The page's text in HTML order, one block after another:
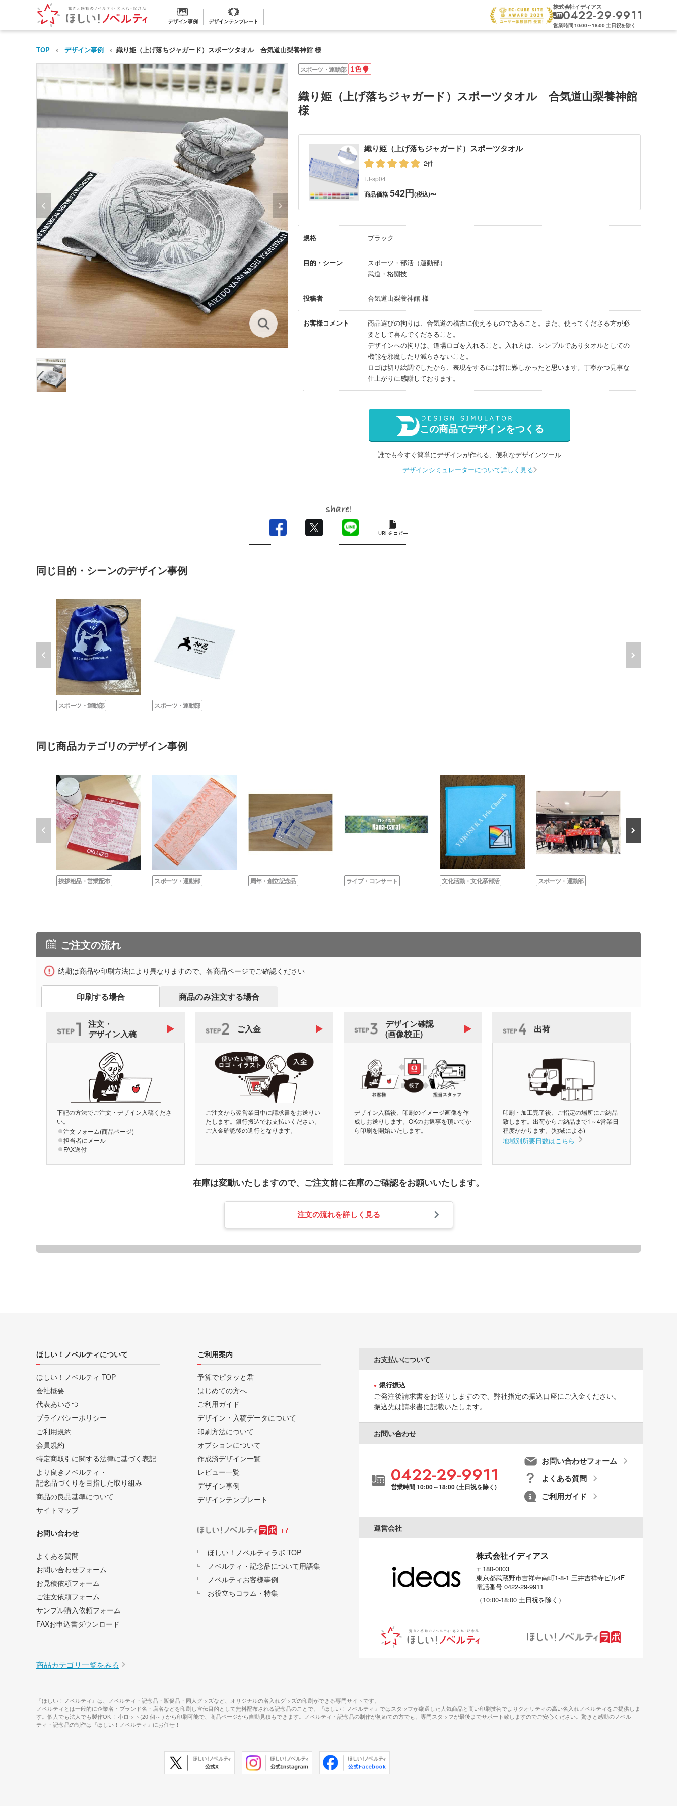
デザイン事例 デザインテンプレート
株式会社イディアス
0422-29-9911
営業時間10:00～18:00 土日祝を除く
TOP デザイン事例 織り姫（上げ落ちジャガード）スポーツタオル 合気道山梨養神館 様
織り姫（上げ落ちジャガード）スポーツタオル 合気道山梨養神館
様
スポーツ・運動部1
色
れ
織り姫（上げ落ちジャガード）スポーツタオル
2件
FJ-sp04
商品価格542円(税込)〜
規格 ブラック
目的・シーン
スポーツ・部活（運動部）
武道・格闘技
投稿者 合気道山梨養神館 様
お客様コメント
商品選びの拘りは、合気道の稽古に使えるものであること。また、使ってくださる方が必
要として喜んでくださること。
デザインへの拘りは、道場ロゴを入れること。入れ方は、シンプルでありタオルとしての
機能を邪魔したり減らさないこと。
ロゴは切り絵調でしたから、表現をするには特に難しかったと思います。丁寧かつ見事な
仕上がりに感謝しております。
この商品でデザインをつくる
誰でも今すぐ簡単にデザインが作れる、 便利なデザインツール
デザインシミュレーターについて詳しく見る
同じ目的・シーンのデザイン事例
スポーツ・運動部 スポーツ・運動部
同じ商品カテゴリのデザイン事例
挨拶粗品・営業配布 スポーツ・運動部 周年・創立記念品 ライブ・コンサート 文化活動・文化系部活 スポーツ・運動部
ご注文の流れ
納期は商品や印刷方法により異なりますので、各商品ページでご確認ください
印刷する場合 商品のみ注文する場合
注文・
デザイン入稿
下記の方法でご注文・デザイン入稿くださ
い。
注文フォーム(商品ページ)
担当者にメール
FAX送付
ご入金
ご注文から翌営業日中に請求書をお送りい
たします。銀行振込でお支払いください。
ご入金確認後の進行となります。
デザイン確認
(画像校正)
デザイン入稿後、印刷のイメージ画像を作
成しお送りします。OKのお返事を頂いてか
ら印刷を開始いたします。
出荷
地域別所要日数はこちら
印刷・加工完了後、ご指定の場所にご納品
致します。出荷からご納品まで1～4営業日
程度かかります。(地域による)
在庫は変動いたしますので、 ご注文前に在庫のご確認をお願いいたします。
注文の流れを詳しく見る
ほしい！ノベルティについて
ほしい！ノベルティ TOP
会社概要
代表あいさつ
プライバシーポリシー
ご利用規約
会員規約
特定商取引に関する法律に基づく表記
より良きノベルティ・
記念品づくりを目指した取り組み
商品の良品基準について
サイトマップ
ご利用案内
予算でピタッと君
はじめての方へ
ご利用ガイド
デザイン・入稿データについて
印刷方法について
オプションについて
作成済デザイン一覧
レビュー一覧
デザイン事例
デザインテンプレート
お問い合わせ
よくある質問
お問い合わせフォーム
お見積依頼フォーム
ご注文依頼フォーム
サンプル購入依頼フォーム
FAXお申込書ダウンロード
ほしい！ノベルティラボ TOP
ノベルティ・記念品について用語集
ノベルティお客様事例
お役立ちコラム・特集
お支払いについて
銀行振込
ご発注後請求書をお送りしますので、弊社指定の振込口座にご入金ください。
振込先は請求書に記載いたします。
お問い合わせ
0422-29-9911
営業時間 10:00～18:00 (土日祝を除く)
お問い合わせフォーム
よくある質問
ご利用ガイド
運営会社
株式会社イディアス
〒180-0003
東京都武蔵野市吉祥寺南町1-8-1 三井吉祥寺ビル4F
電話番号 0422-29-9911
（10:00-18:00 土日祝を除く）
商品カテゴリ一覧をみる
『ほしい！ノベルティ』は、ノベルティ・記念品・販促品・同人グッズなど、オリジナルの名入れグッズの印刷ができる専門サイトです。
ノベルティとは一般的に企業名・ブランド名・店名などを印刷し宣伝目的として無料配布される記念品のことで、『ほしい！ノベルティ』ではスタッフが厳選した人気商品と高い印刷技術でよりクオリティの高い名入れノベルティをご提供しま
す。個人でも法人でも製作OK ！小ロット(20 個～ ) から印刷可能で、商品ページから自動見積もできます。ノベルティ・記念品の制作が初めての方でも、専門スタッフが最後までサポート致しますのでご安心ください。驚きと感動のノベル
ティ・記念品の制作は『ほしい！ノベルティ』にお任せ！